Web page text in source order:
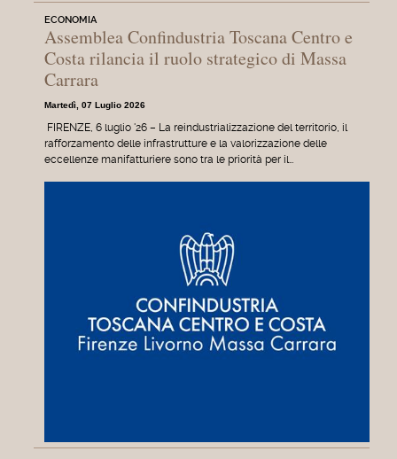
ECONOMIA
Assemblea Confindustria Toscana Centro e
Costa rilancia il ruolo strategico di Massa
Carrara
Martedì, 07 Luglio 2026
FIRENZE, 6 luglio '26 – La reindustrializzazione del territorio, il
rafforzamento delle infrastrutture e la valorizzazione delle
eccellenze manifatturiere sono tra le priorità per il…